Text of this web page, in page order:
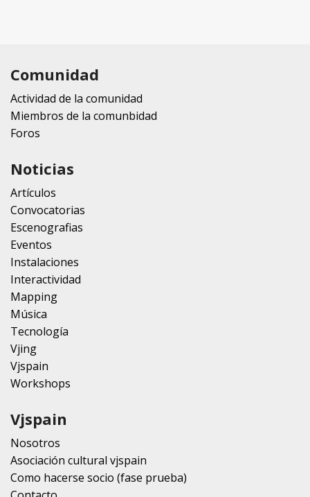
Comunidad
Actividad de la comunidad
Miembros de la comunbidad
Foros
Noticias
Artículos
Convocatorias
Escenografias
Eventos
Instalaciones
Interactividad
Mapping
Música
Tecnología
Vjing
Vjspain
Workshops
Vjspain
Nosotros
Asociación cultural vjspain
Como hacerse socio (fase prueba)